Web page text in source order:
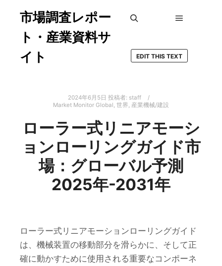
市場調査レポー
ト・産業資料サ
イト
EDIT THIS TEXT
2024年6月5日 投稿者: staff
Market Monitor Global, 世界, 産業機械/建設
ローラー式リニアモーシ
ョンローリングガイド市
場：グローバル予測
2025年-2031年
ローラー式リニアモーションローリングガイド
は、機械装置の移動部分を滑らかに、そして正
確に動かすために使用される重要なコンポーネ